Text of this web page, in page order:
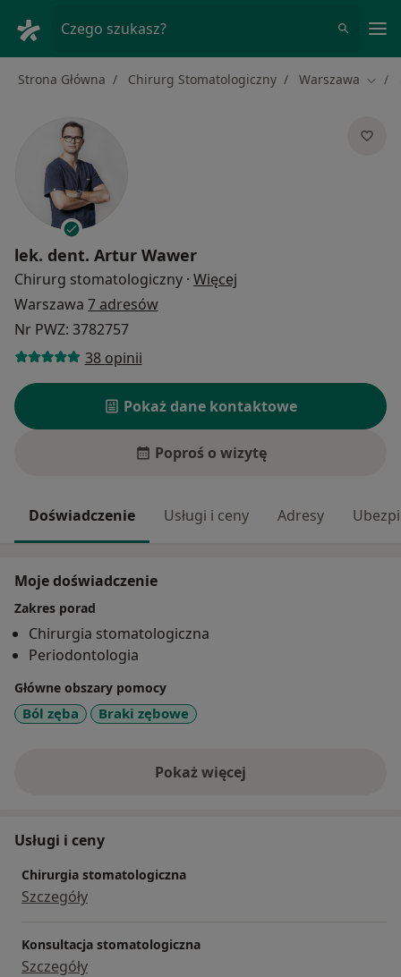
Czego szukasz?
Strona Główna Chirurg Stomatologiczny Warszawa
lek. dent. Artur Wawer
Chirurg stomatologiczny · Więcej
Warszawa 7 adresów
Nr PWZ: 3782757
38 opinii
Pokaż dane kontaktowe
Poproś o wizytę
Doświadczenie Usługi i ceny Adresy
Moje doświadczenie
Zakres porad
Chirurgia stomatologiczna
Periodontologia
Główne obszary pomocy
Ból zęba Braki zębowe
Pokaż więcejo doświadczeniu
Usługi i ceny
Chirurgia stomatologiczna
Szczegóły
Konsultacja stomatologiczna
Szczegóły